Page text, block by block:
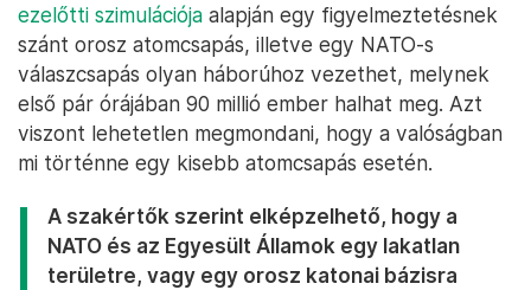
ezelőtti szimulációja alapján egy figyelmeztetésnek
szánt orosz atomcsapás, illetve egy NATO-s
válaszcsapás olyan háborúhoz vezethet, melynek
első pár órájában 90 millió ember halhat meg. Azt
viszont lehetetlen megmondani, hogy a valóságban
mi történne egy kisebb atomcsapás esetén.
A szakértők szerint elképzelhető, hogy a
NATO és az Egyesült Államok egy lakatlan
területre, vagy egy orosz katonai bázisra